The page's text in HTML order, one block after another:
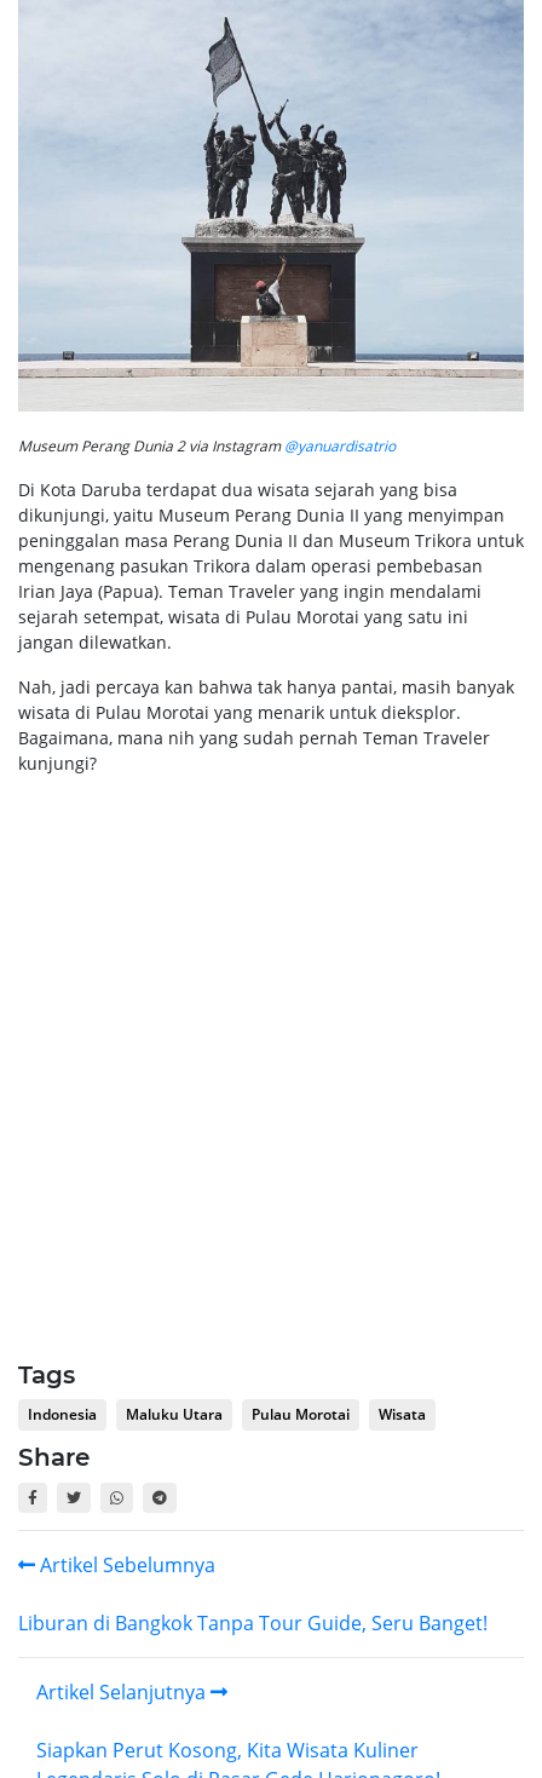
Museum Perang Dunia 2 via Instagram@yanuardisatrio
Di Kota Daruba terdapat dua wisata sejarah yang bisa
dikunjungi, yaitu Museum Perang Dunia II yang menyimpan
peninggalan masa Perang Dunia II dan Museum Trikora untuk
mengenang pasukan Trikora dalam operasi pembebasan
Irian Jaya (Papua). Teman Traveler yang ingin mendalami
sejarah setempat, wisata di Pulau Morotai yang satu ini
jangan dilewatkan.
Nah, jadi percaya kan bahwa tak hanya pantai, masih banyak
wisata di Pulau Morotai yang menarik untuk dieksplor.
Bagaimana, mana nih yang sudah pernah Teman Traveler
kunjungi?
Tags
Indonesia Maluku Utara Pulau Morotai Wisata
Share
Artikel Sebelumnya
Liburan di Bangkok Tanpa Tour Guide, Seru Banget!
Artikel Selanjutnya
Siapkan Perut Kosong, Kita Wisata Kuliner